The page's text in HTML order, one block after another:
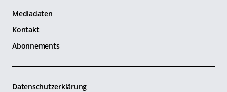
Mediadaten
Kontakt
Abonnements
Datenschutzerklärung